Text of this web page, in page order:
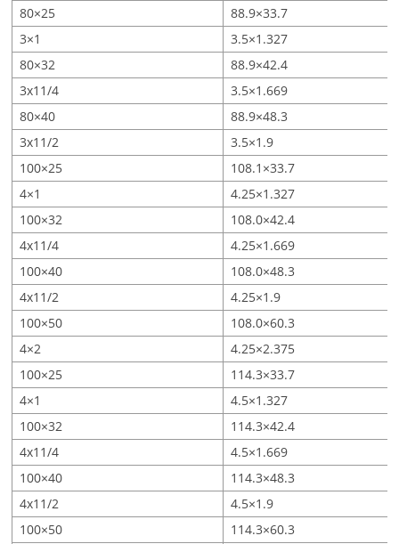
80×25
88.9×33.7
3×1
3.5×1.327
80×32
88.9×42.4
3x11/4
3.5×1.669
80×40
88.9×48.3
3x11/2
3.5×1.9
100×25
108.1×33.7
4×1
4.25×1.327
100×32
108.0×42.4
4x11/4
4.25×1.669
100×40
108.0×48.3
4x11/2
4.25×1.9
100×50
108.0×60.3
4×2
4.25×2.375
100×25
114.3×33.7
4×1
4.5×1.327
100×32
114.3×42.4
4x11/4
4.5×1.669
100×40
114.3×48.3
4x11/2
4.5×1.9
100×50
114.3×60.3